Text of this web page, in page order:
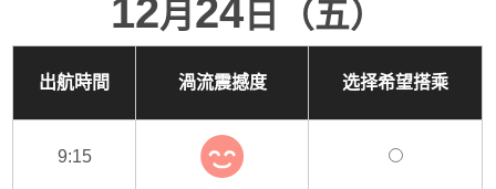
12月 24 日（五）
出航時間 渦流震撼度 选择希望搭乘
9:15